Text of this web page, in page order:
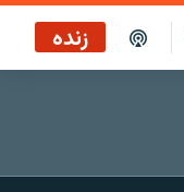
زنده